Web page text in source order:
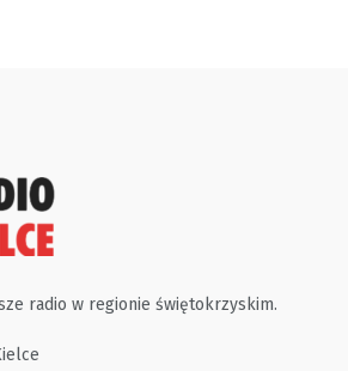
radio w regionie świętokrzyskim.